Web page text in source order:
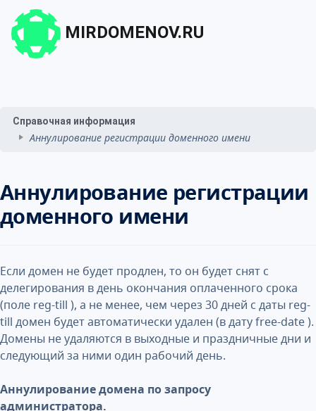
MIRDOMENOV.RU
Справочная информация
Аннулирование регистрации доменного имени
Аннулирование регистрации
доменного имени
Если домен не будет продлен, то он будет снят с
делегирования в день окончания оплаченного срока
(поле reg-till ), а не менее, чем через 30 дней с даты reg-
till домен будет автоматически удален (в дату free-date ).
Домены не удаляются в выходные и праздничные дни и
следующий за ними один рабочий день.
Аннулирование домена по запросу
администратора.